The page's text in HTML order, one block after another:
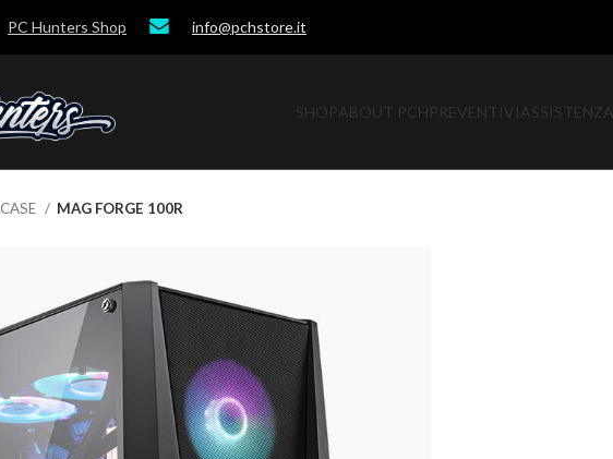
PC Hunters Shop info@pchstore.it
SHOPABOUT PCHPREVENTIVIASSISTENZA
CASE MAG FORGE 100R